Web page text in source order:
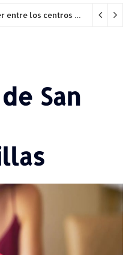
Hospital General de Castañer entre los centros de salud comunitarios con mejor desempeño clínico de Estados Unidos
San